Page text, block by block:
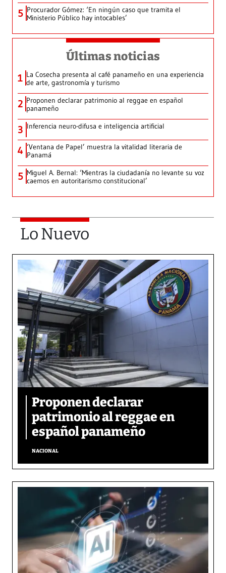
5 Procurador Gómez: ‘En ningún caso que tramita el
Ministerio Público hay intocables’
Últimas noticias
1 La Cosecha presenta al café panameño en una experiencia
de arte, gastronomía y turismo
2 Proponen declarar patrimonio al reggae en español
panameño
3 Inferencia neuro-difusa e inteligencia artificial
4 ‘Ventana de Papel’ muestra la vitalidad literaria de
Panamá
5 Miguel A. Bernal: ‘Mientras la ciudadanía no levante su voz
caemos en autoritarismo constitucional’
Lo Nuevo
Proponen declarar
patrimonio al reggae en
español panameño
NACIONAL